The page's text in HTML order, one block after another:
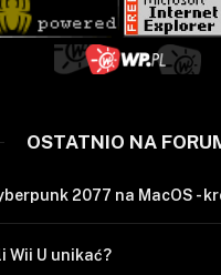
OSTATNIO NA
2077 na MacOS -
Wii U unikać?